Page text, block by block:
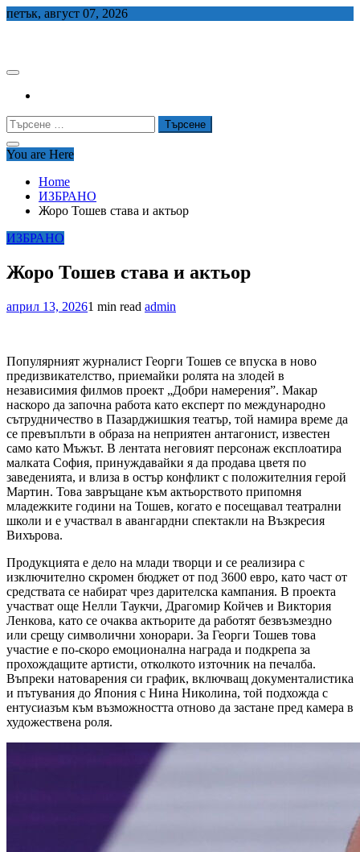
Skip
петък, август 07, 2026
Търсене
за:
You are Here
Home
ИЗБРАНО
Жоро Тошев става и актьор
ИЗБРАНО
Жоро Тошев става и актьор
април 13, 20261 min read admin
Популярният журналист Георги Тошев се впуска в ново
предизвикателство, приемайки ролята на злодей в
независимия филмов проект „Добри намерения”. Макар
наскоро да започна работа като експерт по международно
сътрудничество в Пазарджишкия театър, той намира време да
се превъплъти в образа на неприятен антагонист, известен
само като Мъжът. В лентата неговият персонаж експлоатира
малката София, принуждавайки я да продава цветя по
заведенията, и влиза в остър конфликт с положителния герой
Мартин. Това завръщане към актьорството припомня
младежките години на Тошев, когато е посещавал театрални
школи и е участвал в авангардни спектакли на Възкресия
Вихърова.
Продукцията е дело на млади творци и се реализира с
изключително скромен бюджет от под 3600 евро, като част от
средствата се набират чрез дарителска кампания. В проекта
участват още Нелли Таукчи, Драгомир Койчев и Виктория
Ленкова, като се очаква актьорите да работят безвъзмездно
или срещу символични хонорари. За Георги Тошев това
участие е по-скоро емоционална награда и подкрепа за
прохождащите артисти, отколкото източник на печалба.
Въпреки натоварения си график, включващ документалистика
и пътувания до Япония с Нина Николина, той подхожда с
ентусиазъм към възможността отново да застане пред камера в
художествена роля.